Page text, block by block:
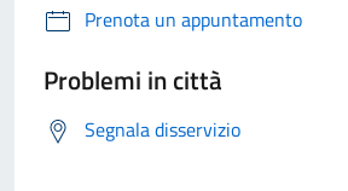
Prenota un appuntamento
Problemi in città
Segnala disservizio